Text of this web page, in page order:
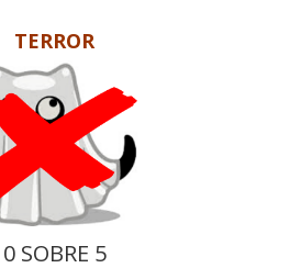
TERROR
0 SOBRE 5